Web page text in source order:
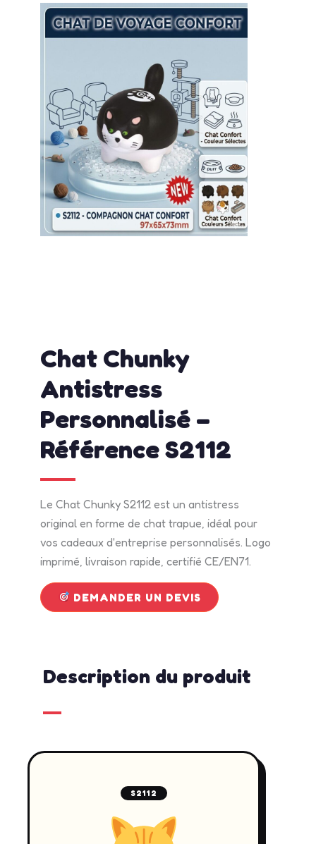
Chat Chunky
Antistress
Personnalisé –
Référence S2112
Le Chat Chunky S2112 est un antistress
original en forme de chat trapue, idéal pour
vos cadeaux d'entreprise personnalisés. Logo
imprimé, livraison rapide, certifié CE/EN71.
DEMANDER UN DEVIS
Description du produit
S2112